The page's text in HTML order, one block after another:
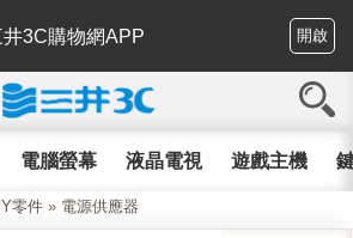
3C購物網APP 開啟
電腦螢幕 液晶電視 遊戲主機
零件 » 電源供應器